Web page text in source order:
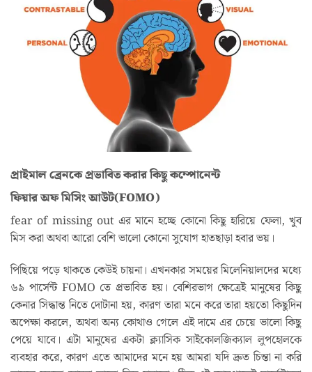
প্রাইমাল ব্রেনকে প্রভাবিত করার কিছু কম্পোনেন্ট
ফিয়ার অফ মিসিং আউট(FOMO)
fear of missing out এর মানে হচ্ছে কোনো কিছু হারিয়ে ফেলা, খুব
মিস করা অথবা আরো বেশি ভালো কোনো সুযোগ হাতছাড়া হবার ভয়।
পিছিয়ে পড়ে থাকতে কেউই চায়না। এখনকার সময়ের মিলেনিয়ালদের মধ্যে
৬৯ পার্সেন্ট FOMO তে প্রভাবিত হয়। বেশিরভাগ ক্ষেত্রেই মানুষের কিছু
কেনার সিদ্ধান্ত নিতে দোটানা হয়, কারণ তারা মনে করে তারা হয়তো কিছুদিন
অপেক্ষা করলে, অথবা অন্য কোথাও গেলে এই দামে এর চেয়ে ভালো কিছু
পেয়ে যাবে। এটা মানুষের একটা ক্ল্যাসিক সাইকোলজিক্যাল লুপহোলকে
ব্যবহার করে, কারণ এতে আমাদের মনে হয় আমরা যদি দ্রুত চিন্তা না করি